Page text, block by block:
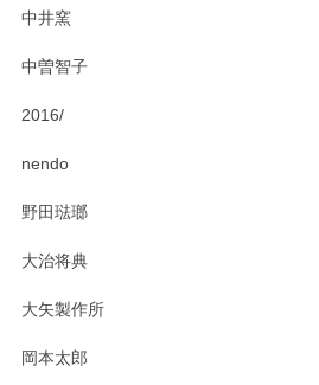
中井窯
中曽智子
2016/
nendo
野田琺瑯
大治将典
大矢製作所
岡本太郎